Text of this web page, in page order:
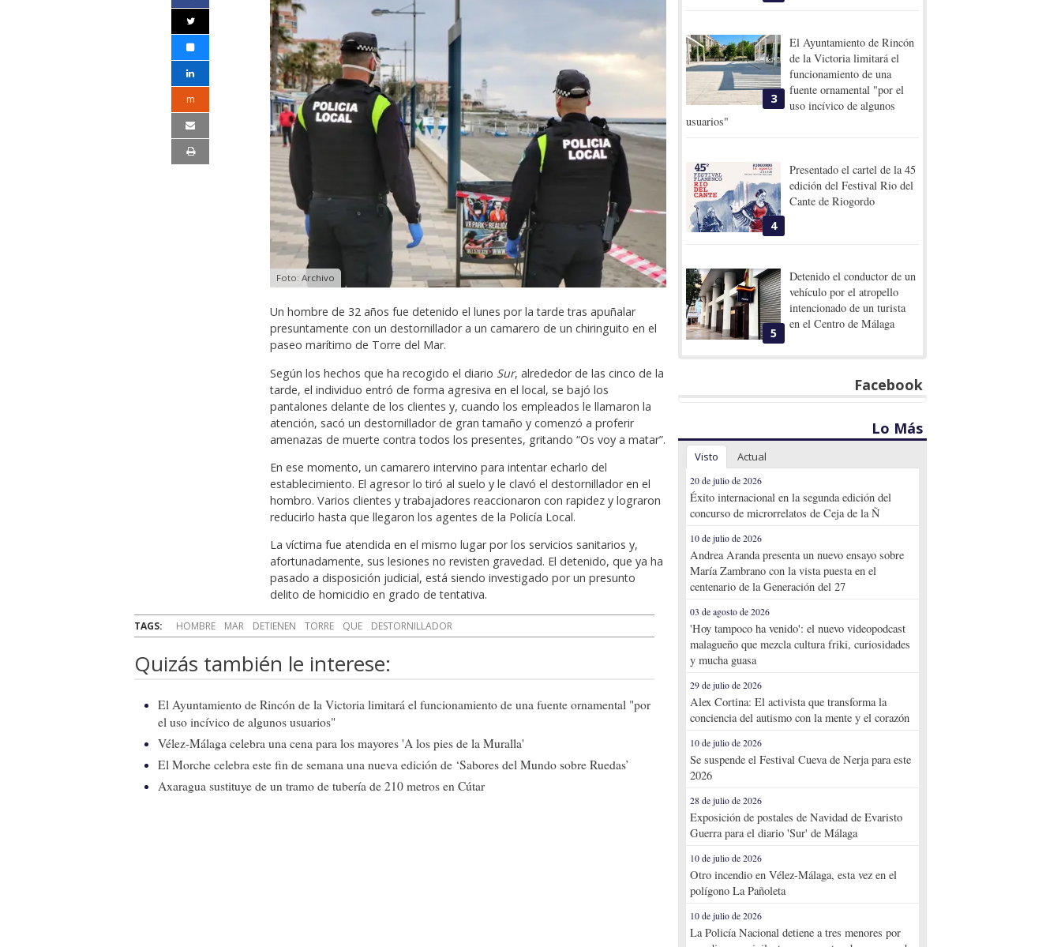
m
Foto: Archivo
Un hombre de 32 años fue detenido el lunes por la tarde tras apuñalar
presuntamente con un destornillador a un camarero de un chiringuito en el
paseo marítimo de Torre del Mar.
Según los hechos que ha recogido el diario Sur, alrededor de las cinco de la
tarde, el individuo entró de forma agresiva en el local, se bajó los
pantalones delante de los clientes y, cuando los empleados le llamaron la
atención, sacó un destornillador de gran tamaño y comenzó a proferir
amenazas de muerte contra todos los presentes, gritando “Os voy a matar”.
En ese momento, un camarero intervino para intentar echarlo del
establecimiento. El agresor lo tiró al suelo y le clavó el destornillador en el
hombro. Varios clientes y trabajadores reaccionaron con rapidez y lograron
reducirlo hasta que llegaron los agentes de la Policía Local.
La víctima fue atendida en el mismo lugar por los servicios sanitarios y,
afortunadamente, sus lesiones no revisten gravedad. El detenido, que ya ha
pasado a disposición judicial, está siendo investigado por un presunto
delito de homicidio en grado de tentativa.
TAGS: HOMBRE MAR DETIENEN TORRE QUE DESTORNILLADOR
Quizás también le interese:
El Ayuntamiento de Rincón de la Victoria limitará el funcionamiento de una fuente ornamental "por
el uso incívico de algunos usuarios"
Vélez-Málaga celebra una cena para los mayores 'A los pies de la Muralla'
El Morche celebra este fin de semana una nueva edición de ‘Sabores del Mundo sobre Ruedas’
Axaragua sustituye de un tramo de tubería de 210 metros en Cútar
3
El Ayuntamiento de Rincón
de la Victoria limitará el
funcionamiento de una
fuente ornamental "por el
uso incívico de algunos
usuarios"
4
Presentado el cartel de la 45
edición del Festival Rio del
Cante de Riogordo
5
Detenido el conductor de un
vehículo por el atropello
intencionado de un turista
en el Centro de Málaga
Facebook
Lo Más
Visto Actual
20 de julio de 2026
Éxito internacional en la segunda edición del
concurso de microrrelatos de Ceja de la Ñ
10 de julio de 2026
Andrea Aranda presenta un nuevo ensayo sobre
María Zambrano con la vista puesta en el
centenario de la Generación del 27
03 de agosto de 2026
'Hoy tampoco ha venido': el nuevo videopodcast
malagueño que mezcla cultura friki, curiosidades
y mucha guasa
29 de julio de 2026
Alex Cortina: El activista que transforma la
conciencia del autismo con la mente y el corazón
10 de julio de 2026
Se suspende el Festival Cueva de Nerja para este
2026
28 de julio de 2026
Exposición de postales de Navidad de Evaristo
Guerra para el diario 'Sur' de Málaga
10 de julio de 2026
Otro incendio en Vélez-Málaga, esta vez en el
polígono La Pañoleta
10 de julio de 2026
La Policía Nacional detiene a tres menores por